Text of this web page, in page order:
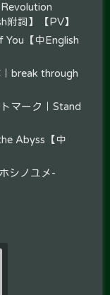
Revolution
詞】【PV】
You【中English
break through
マーク｜Stand
Abyss【中
シノユメ-